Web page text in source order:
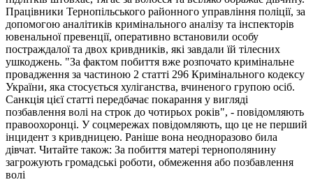
Працівники Тернопільського районного управління поліції, за
допомогою аналітиків кримінального аналізу та інспекторів
ювенальної превенції, оперативно встановили особу
постраждалої та двох кривдників, які завдали їй тілесних
ушкоджень. "За фактом побиття вже розпочато кримінальне
провадження за частиною 2 статті 296 Кримінального кодексу
України, яка стосується хуліганства, вчиненого групою осіб.
Санкція цієї статті передбачає покарання у вигляді
позбавлення волі на строк до чотирьох років", - повідомляють
правоохоронці. У соцмережах повідомляють, що це не перший
інцидент з кривдницею. Раніше вона неодноразово била
дівчат. Читайте також: За побиття матері тернополянину
загрожують громадські роботи, обмеження або позбавлення
волі